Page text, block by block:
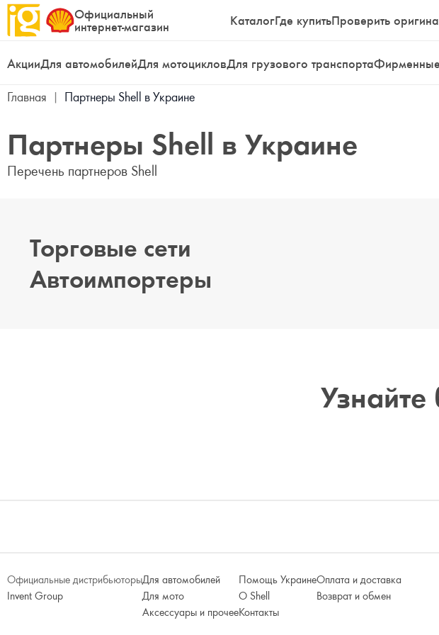
Официальный
интернет-магазин
КаталогГде купитьПроверить
АкцииДля автомобилейДля мотоцикловДля грузового транспорта
Главная | Партнеры Shell в Украине
Партнеры Shell в Украине
Перечень партнеров Shell
Торговые сети
Автоимпортеры
Официальные дистрибьюторы
Invent Group
Для автомобилей
Для мото
Аксессуары и прочее
Помощь Украине
О Shell
Контакты
Оплата и доставка
Возврат и обмен